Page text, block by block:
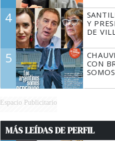
4
Y
DE
5
CON
Espacio Publicitario
MÁS LEÍDAS DE PERFIL